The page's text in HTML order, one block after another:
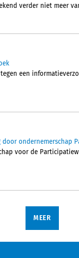
verder niet meer
een
ondernemerschap
voor de
MEER